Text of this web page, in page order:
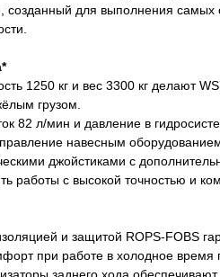
для выполнения самых
1250 кг и вес 3300 кг делают
грузом.
82 л/мин и давление в
навесным
джойстиками с
работы с высокой точностью и
и защитой ROPS-FOBS
при работе в холодное время